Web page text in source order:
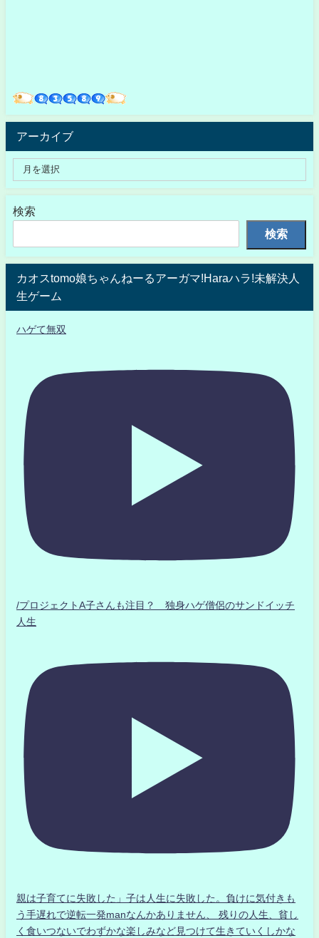
アーカイブ
検索
検索
カオスtomo娘ちゃんねーるアーガマ!Haraハラ!未解決人
生ゲーム
ハゲて無双
/プロジェクトA子さんも注目？ 独身ハゲ僧侶のサンドイッチ
人生
親は子育てに失敗した」子は人生に失敗した。負けに気付きも
う手遅れで逆転一発manなんかありません、 残りの人生、貧し
く食いつないでわずかな楽しみなど見つけて生きていくしかな